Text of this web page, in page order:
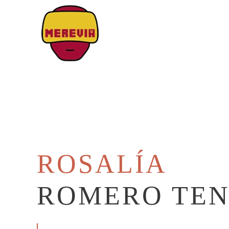
Skip to main content
ROSALÍA
ROMERO